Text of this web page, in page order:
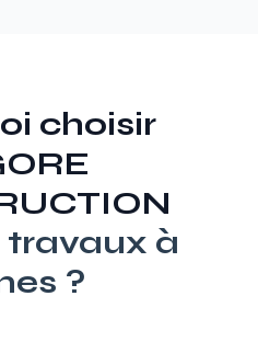
choisir
travaux à
?